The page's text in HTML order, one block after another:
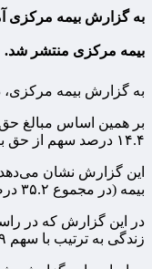
به گزارش بیمه مرکزی
بیمه مرکزی منتشر شد.
به گزارش بیمه مرکزی، در یازده ماهه سال ۱۴۰۳ حق بیمه تولیدی و خسارت پرداختی به
۱۴.۴ درصد سهم از حق بیمه و رشد حق بیمه معادل ۸۳.۵ درصد و۶۰.۲ درصد، موجبات رشد ۵۸.۲ درصدی حق بیمه تولیدی بازار در این مدت را فراهم آورده‌اند.
بیمه (در مجموع ۳۵.۲ درصد سهم) و رشد حق بیمه آنها بین ۶۰.۵ تا ۳۳۷.۶ درصد بوده است.
زندگی به ترتیب با سهم ۴۱.۹ و ۱۱.۳ درصد از خسارت پرداختی و رشد بالای خسارت پرداختی مربوط به این دو رشته به ترتیب معادل ۶۴.۲ و ۱۰۸.۲ درصد اشاره شده است.